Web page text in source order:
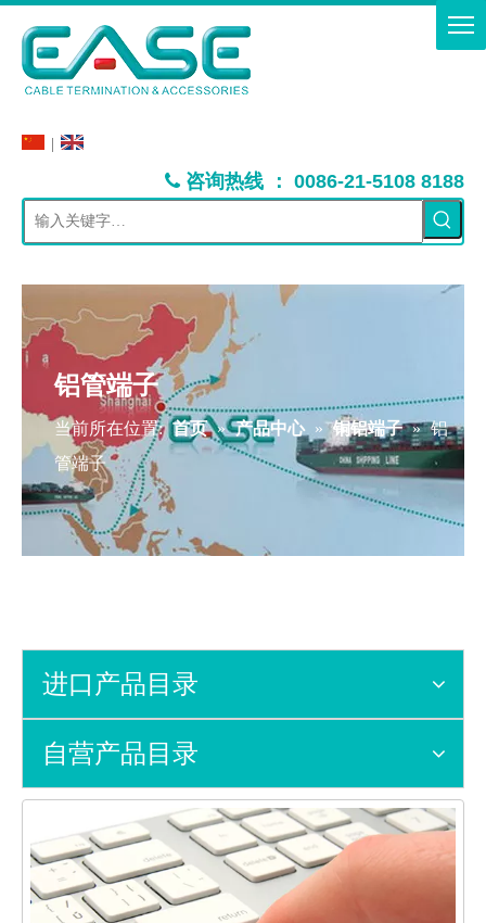
 咨询热线 ： 0086-21-5108 8188
铝管端子
当前所在位置: 首页 » 产品中心 » 铜铝端子 » 铝
管端子
进口产品目录
自营产品目录